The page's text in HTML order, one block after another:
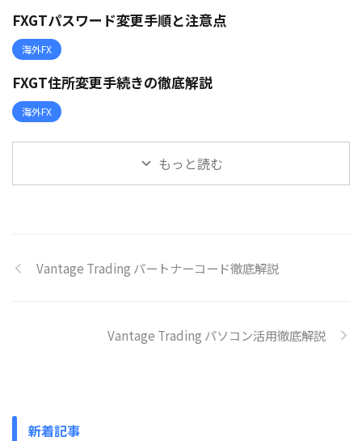
FXGTパスワード変更手順と注意点
海外FX
FXGT住所変更手続きの徹底解説
海外FX
もっと読む
Vantage Trading パートナーコード徹底解説
Vantage Trading パソコン活用徹底解説
新着記事